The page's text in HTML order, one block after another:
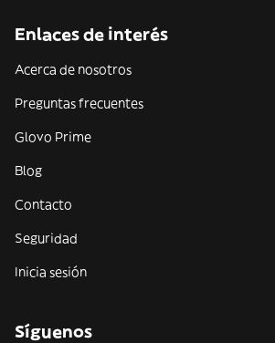
Enlaces de interés
Acerca de nosotros
Preguntas frecuentes
Glovo Prime
Blog
Contacto
Seguridad
Inicia sesión
Síguenos